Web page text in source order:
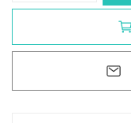
ml
niebieski